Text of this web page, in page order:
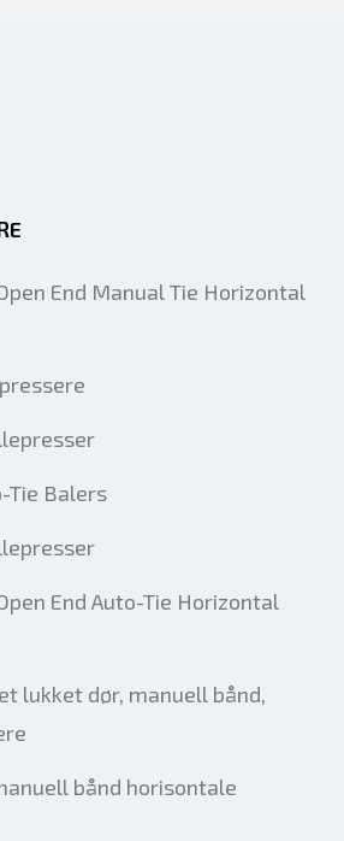
End Manual Tie Horizontal
Tie Balers
End Auto-Tie Horizontal
lukket dør, manuell bånd,
bånd horisontale